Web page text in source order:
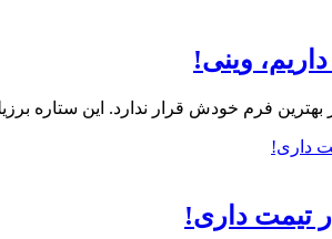
وینی!
فرم خودش قرار ندارد. این ستاره
تیمت داری!